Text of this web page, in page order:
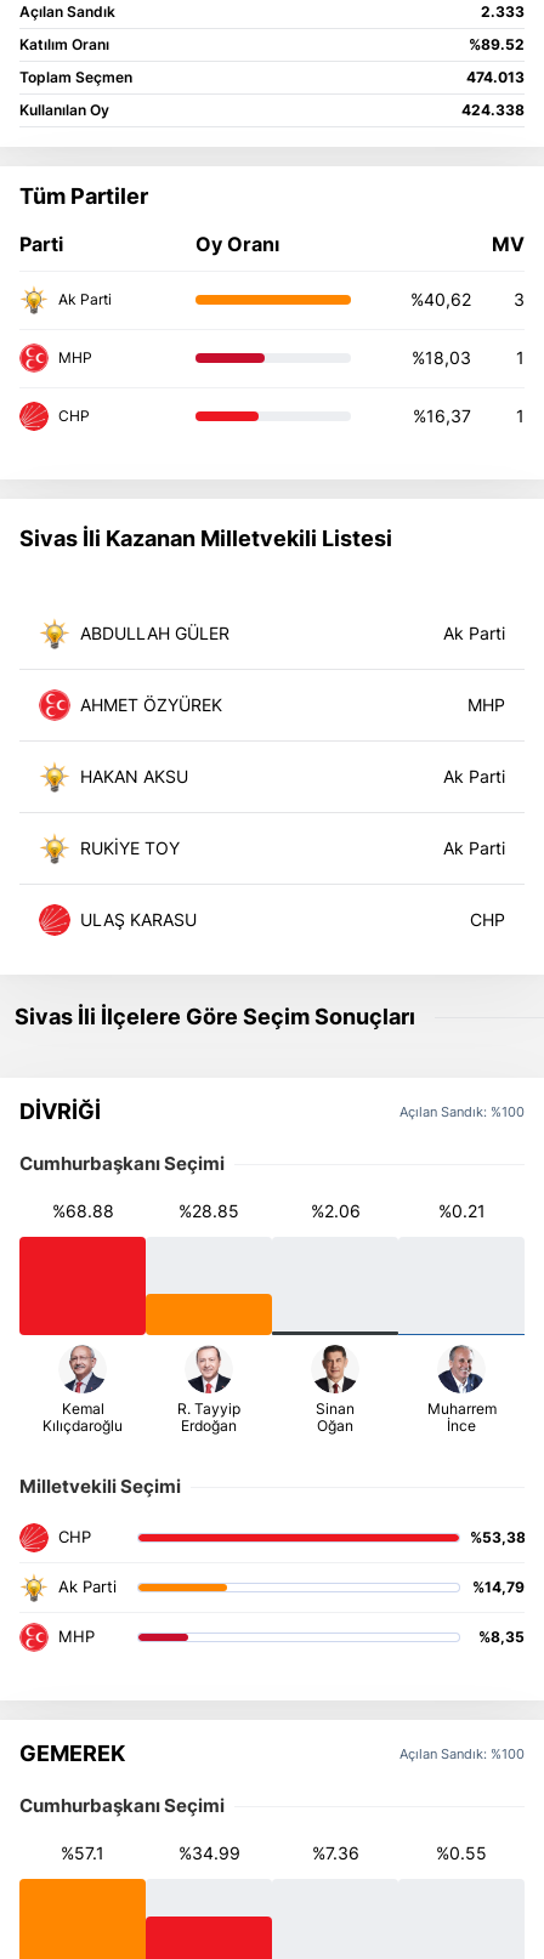
Açılan Sandık
2.333
Katılım Oranı
%89.52
Toplam Seçmen
474.013
Kullanılan Oy
424.338
Tüm Partiler
Parti
%40,62 3
%18,03 1
%16,37 1
Sivas İli Kazanan Milletvekili Listesi
ABDULLAH GÜLER
AHMET ÖZYÜREK
HAKAN AKSU
RUKİYE TOY
ULAŞ KARASU
Sivas İli İlçelere Göre Seçim Sonuçları
DİVRİĞİ Açılan Sandık: %100
Cumhurbaşkanı Seçimi
%68.88 %28.85 %2.06 %0.21
Milletvekili Seçimi
%53,38
%14,79
%8,35
GEMEREK Açılan Sandık: %100
Cumhurbaşkanı Seçimi
%57.1 %34.99 %7.36 %0.55